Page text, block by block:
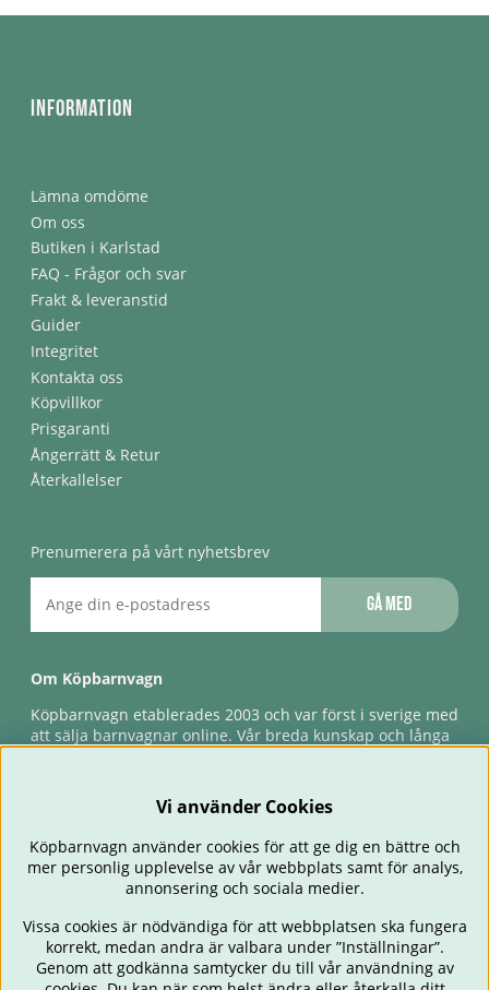
Information
Lämna omdöme
Om oss
Butiken i Karlstad
FAQ - Frågor och svar
Frakt & leveranstid
Guider
Integritet
Kontakta oss
Köpvillkor
Prisgaranti
Ångerrätt & Retur
Återkallelser
Prenumerera på vårt nyhetsbrev
Gå med
Om Köpbarnvagn
Köpbarnvagn etablerades 2003 och var först i sverige med
att sälja barnvagnar online. Vår breda kunskap och långa
förlossningsgaranti & förlängd ångerrätt.
Vi använder Cookies
Köpbarnvagn använder cookies för att ge dig en bättre och
mer personlig upplevelse av vår webbplats samt för analys,
annonsering och sociala medier.
Vissa cookies är nödvändiga för att webbplatsen ska fungera
korrekt, medan andra är valbara under ”Inställningar”.
Genom att godkänna samtycker du till vår användning av